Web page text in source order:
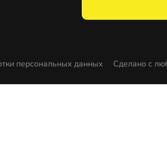
персональных данных Сделано с